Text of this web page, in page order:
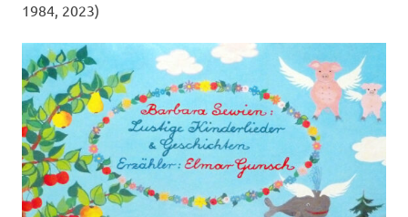
1984, 2023)